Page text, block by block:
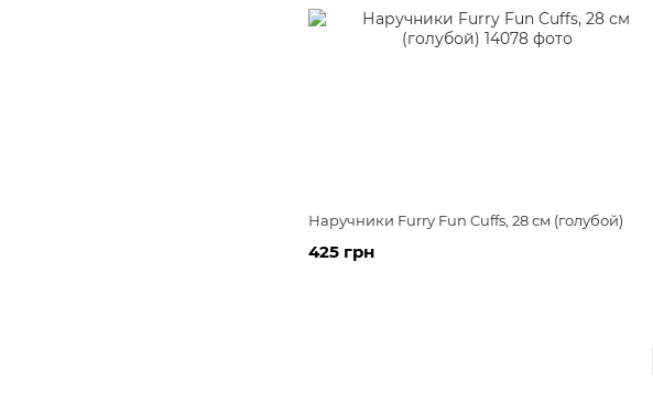
Наручники Furry Fun Cuffs, 28 см (голубой)
425 грн